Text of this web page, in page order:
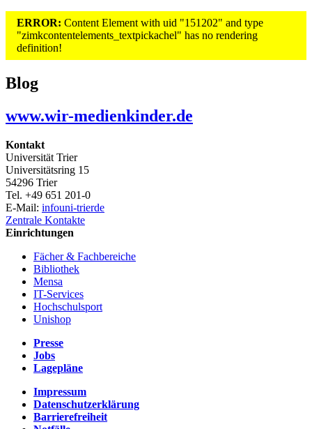
ERROR: Content Element with uid "151202" and type
"zimkcontentelements_textpickachel" has no rendering
definition!
Blog
www.wir-medienkinder.de
Kontakt
Universität Trier
Universitätsring 15
54296 Trier
Tel. +49 651 201-0
E-Mail: infouni-trierde
Zentrale Kontakte
Einrichtungen
Fächer & Fachbereiche
Bibliothek
Mensa
IT-Services
Hochschulsport
Unishop
Presse
Jobs
Lagepläne
Impressum
Datenschutzerklärung
Barrierefreiheit